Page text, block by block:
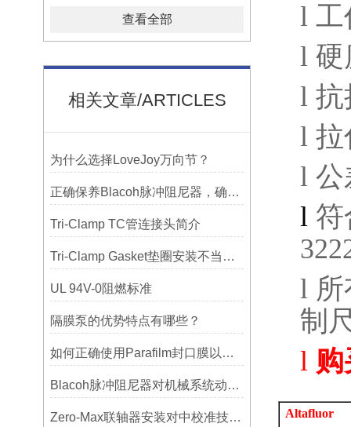
查看全部
相关文章/ARTICLES
为什么选择LoveJoy万向节？
正确保养Blacoh脉冲阻尼器，确保长期稳定运行
Tri-Clamp TC管连接头简介
Tri-Clamp Gasket垫圈安装不当导致的泄漏问题及预防
UL 94V-0阻燃标准
隔膜泵的优势特点有哪些？
如何正确使用Parafilm封口膜以确保实验结果的准确性？
Blacoh脉冲阻尼器对机械系统动态特性的影响分析
Zero-Max联轴器安装对中校准技巧与常见误差分析
l 工
l 硬
l 抗
l 拉
l 公
l 符
l
制
l
Altafluor